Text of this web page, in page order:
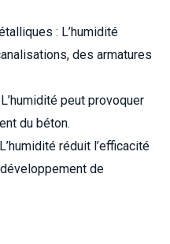
: L’humidité
des armatures
peut provoquer
du béton.
réduit l’efficacité
de